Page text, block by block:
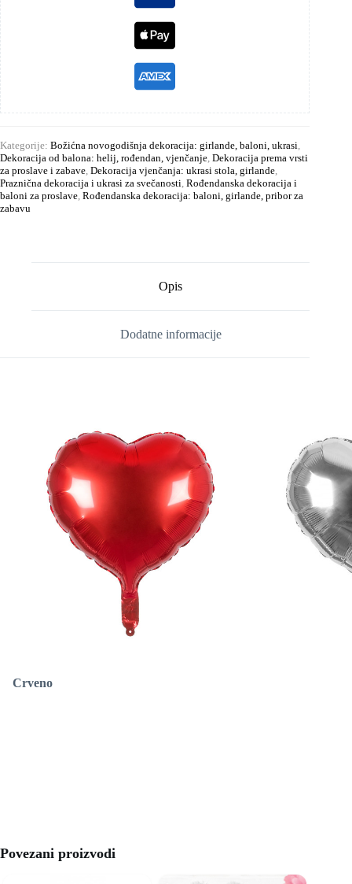
Kategorije: Božićna novogodišnja dekoracija: girlande, baloni, ukrasi,
Dekoracija od balona: helij, rođendan, vjenčanje, Dekoracija prema vrsti
za proslave i zabave, Dekoracija vjenčanja: ukrasi stola, girlande,
Praznična dekoracija i ukrasi za svečanosti, Rođendanska dekoracija i
baloni za proslave, Rođendanska dekoracija: baloni, girlande, pribor za
zabavu
Opis
Dodatne informacije
Crveno
Povezani proizvodi